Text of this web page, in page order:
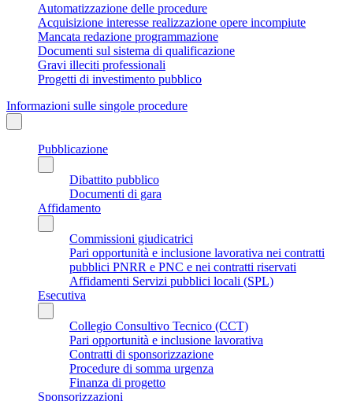
Automatizzazione delle procedure
Acquisizione interesse realizzazione opere incompiute
Mancata redazione programmazione
Documenti sul sistema di qualificazione
Gravi illeciti professionali
Progetti di investimento pubblico
Informazioni sulle singole procedure
Pubblicazione
Dibattito pubblico
Documenti di gara
Affidamento
Commissioni giudicatrici
Pari opportunità e inclusione lavorativa nei contratti
pubblici PNRR e PNC e nei contratti riservati
Affidamenti Servizi pubblici locali (SPL)
Esecutiva
Collegio Consultivo Tecnico (CCT)
Pari opportunità e inclusione lavorativa
Contratti di sponsorizzazione
Procedure di somma urgenza
Finanza di progetto
Sponsorizzazioni